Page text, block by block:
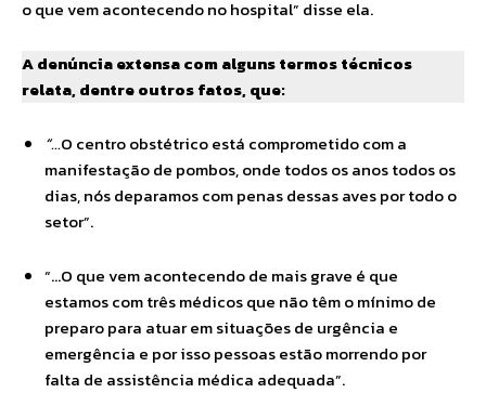
o que vem acontecendo no hospital” disse ela.
A denúncia extensa com alguns termos técnicos
relata, dentre outros fatos, que:
“…O centro obstétrico está comprometido com a
manifestação de pombos, onde todos os anos todos os
dias, nós deparamos com penas dessas aves por todo o
setor”.
“…O que vem acontecendo de mais grave é que
estamos com três médicos que não têm o mínimo de
preparo para atuar em situações de urgência e
emergência e por isso pessoas estão morrendo por
falta de assistência médica adequada”.